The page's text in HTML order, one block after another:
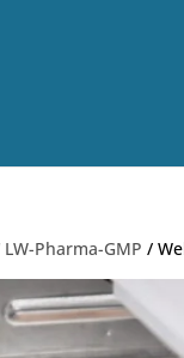
LW-Pharma-GMP /